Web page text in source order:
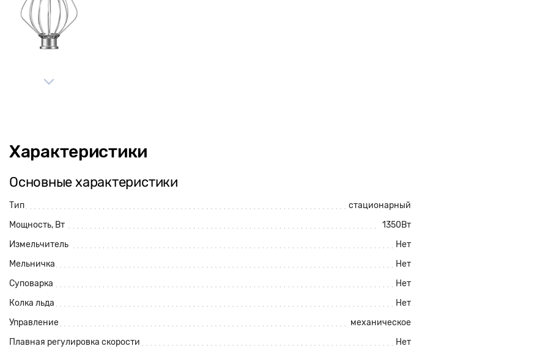
Характеристики
Основные характеристики
Тип
стационарный
Мощность, Вт
1350Вт
Измельчитель
Нет
Мельничка
Нет
Суповарка
Нет
Колка льда
Нет
Управление
механическое
Плавная регулировка скорости
Нет